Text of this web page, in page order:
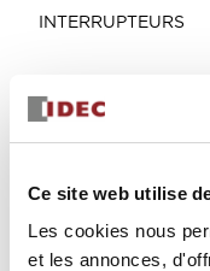
Ce site web utilise
Les cookies nous
et les annonces,
INTERRUPTEURS
Sélectionner la quantité